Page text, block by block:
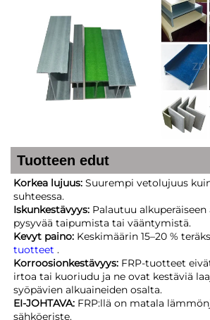
Tuotteen edut
Korkea lujuus: Suurempi vetolujuus
suhteessa.
Iskunkestävyys: Palautuu
pysyvää taipumista tai vääntymistä.
Kevyt paino: Keskimäärin 15–20 %
tuotteet .
Korroosionkestävyys: FRP-tuotteet
irtoa tai kuoriudu ja ne ovat kestäviä
syöpävien alkuaineiden osalta.
EI-JOHTAVA: FRP:llä on matala
sähköeriste.